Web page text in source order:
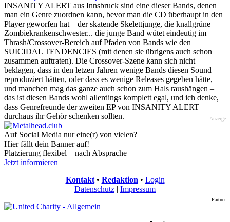
INSANITY ALERT aus Innsbruck sind eine dieser Bands, denen
man ein Genre zuordnen kann, bevor man die CD überhaupt in den
Player geworfen hat – der skatende Skelettjunge, die knallgrüne
Zombiekrankenschwester... die junge Band wütet eindeutig im
Thrash/Crossover-Bereich auf Pfaden von Bands wie den
SUICIDAL TENDENCIES (mit denen sie übrigens auch schon
zusammen auftraten). Die Crossover-Szene kann sich nicht
beklagen, dass in den letzen Jahren wenige Bands diesen Sound
reproduziert hätten, oder dass es wenige Releases gegeben hätte,
und manchen mag das ganze auch schon zum Hals raushängen –
das ist diesen Bands wohl allerdings komplett egal, und ich denke,
dass Genrefreunde der zweiten EP von INSANITY ALERT
durchaus ihr Gehör schenken sollten.
Anzeige
Auf Social Media nur eine(r) von vielen?
Hier fällt dein Banner auf!
Platzierung flexibel – nach Absprache
Jetzt informieren
Kontakt• Redaktion • Login
Datenschutz | Impressum
Partner